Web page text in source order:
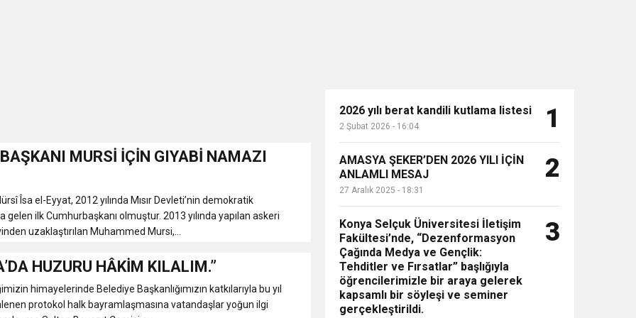
“Amasya’nın Gururları: Dereceye Giren Öğrenciler İçin Anlamlı Tören”
Festivali
listesi
MURSİ İÇİN GIYABİ NAMAZI
Îsa el-Eyyat, 2012 yılında Mısır Devleti’nin demokratik
gelen ilk Cumhurbaşkanı olmuştur. 2013 yılında yapılan askeri
uzaklaştırılan Muhammed Mursi,...
HUZURU HÂKİM KILALIM.”
himayelerinde Belediye Başkanlığımızın katkılarıyla bu yıl
protokol halk bayramlaşmasına vatandaşlar yoğun ilgi
2026 yılı berat kandili kutlama listesi
2 Şubat 2026 - 16:04 1
AMASYA ŞEKER’DEN 2026 YILI İÇİN
ANLAMLI MESAJ
27 Aralık 2025 - 18:31
2
Konya Selçuk Üniversitesi İletişim
Fakültesi’nde, “Dezenformasyon
Çağında Medya ve Gençlik:
Tehditler ve Fırsatlar” başlığıyla
öğrencilerimizle bir araya gelerek
kapsamlı bir söyleşi ve seminer
gerçekleştirildi.
3